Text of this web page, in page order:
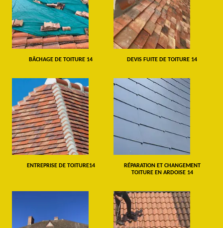
BÂCHAGE DE TOITURE 14 DEVIS FUITE DE TOITURE 14
ENTREPRISE DE TOITURE14
RÉPARATION ET CHANGEMENT
TOITURE EN ARDOISE 14